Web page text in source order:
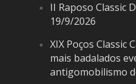
II Raposo Classic
19/9/2026
XIX Poços Classic
mais badalados
antigomobilismo